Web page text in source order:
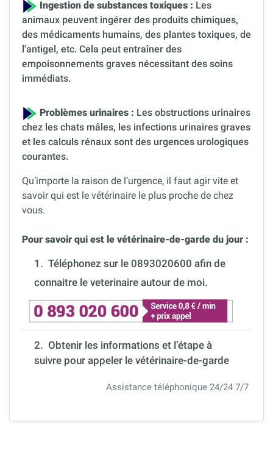
Ingestion de substances toxiques : Les
animaux peuvent ingérer des produits chimiques,
des médicaments humains, des plantes toxiques, de
l'antigel, etc. Cela peut entraîner des
empoisonnements graves nécessitant des soins
immédiats.
Problèmes urinaires : Les obstructions urinaires
chez les chats mâles, les infections urinaires graves
et les calculs rénaux sont des urgences urologiques
courantes.
Qu’importe la raison de l’urgence, il faut agir vite et
savoir qui est le vétérinaire le plus proche de chez
vous.
Pour savoir qui est le vétérinaire-de-garde du jour :
1. Téléphonez sur le 0893020600 afin de
connaitre le veterinaire autour de moi.
2. Obtenir les informations et l’étape à
suivre pour appeler le vétérinaire-de-garde
Assistance téléphonique 24/24 7/7